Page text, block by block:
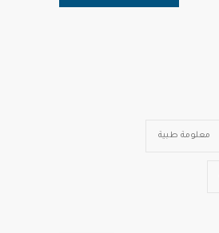
معلومة طبية